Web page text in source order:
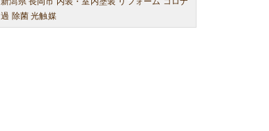
過 除菌 光触媒